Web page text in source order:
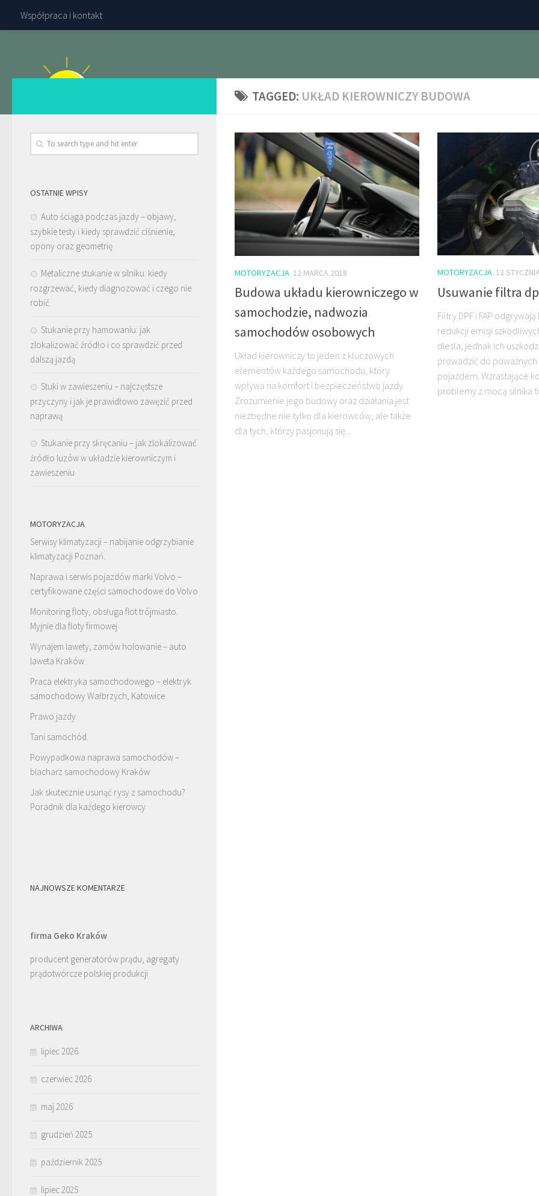
Współpraca i kontakt
TAGGED: UKŁAD KIEROWNICZY BUDOWA
MOTORYZACJA 12 MARCA 2018
Budowa układu kierowniczego w
samochodzie, nadwozia
samochodów osobowych
Układ kierowniczy to jeden z kluczowych
elementów każdego samochodu, który
wpływa na komfort i bezpieczeństwo jazdy.
Zrozumienie jego budowy oraz działania jest
niezbędne nie tylko dla kierowców, ale także
dla tych, którzy pasjonują się...
MOTORYZACJA 12
Usuwanie filtra
Filtry DPF i FAP
redukcji emisji
diesla, jednak ich
prowadzić do
pojazdem. Wzrastające
problemy z mocą silnika
OSTATNIE WPISY
Auto ściąga podczas jazdy – objawy,
szybkie testy i kiedy sprawdzić ciśnienie,
opony oraz geometrię
Metaliczne stukanie w silniku: kiedy
rozgrzewać, kiedy diagnozować i czego nie
robić
Stukanie przy hamowaniu: jak
zlokalizować źródło i co sprawdzić przed
dalszą jazdą
Stuki w zawieszeniu – najczęstsze
przyczyny i jak je prawidłowo zawęzić przed
naprawą
Stukanie przy skręcaniu – jak zlokalizować
źródło luzów w układzie kierowniczym i
zawieszeniu
MOTORYZACJA
Serwisy klimatyzacji – nabijanie odgrzybianie
klimatyzacji Poznań.
Naprawa i serwis pojazdów marki Volvo –
certyfikowane części samochodowe do Volvo
Monitoring floty, obsługa flot trójmiasto.
Myjnie dla floty firmowej
Wynajem lawety, zamów holowanie – auto
laweta Kraków
Praca elektryka samochodowego – elektryk
samochodowy Wałbrzych, Katowice
Prawo jazdy.
Tani samochód.
Powypadkowa naprawa samochodów –
blacharz samochodowy Kraków
Jak skutecznie usunąć rysy z samochodu?
Poradnik dla każdego kierowcy
NAJNOWSZE KOMENTARZE
firma Geko Kraków
producent generatorów prądu, agregaty
prądotwórcze polskiej produkcji
ARCHIWA
lipiec 2026
czerwiec 2026
maj 2026
grudzień 2025
październik 2025
lipiec 2025